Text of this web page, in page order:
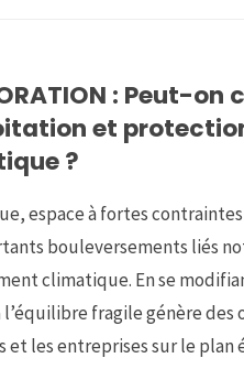
: Peut-on
et
?
espace à fortes
bouleversements liés
climatique. En se
l’équilibre fragile génère
et les entreprises sur le plan